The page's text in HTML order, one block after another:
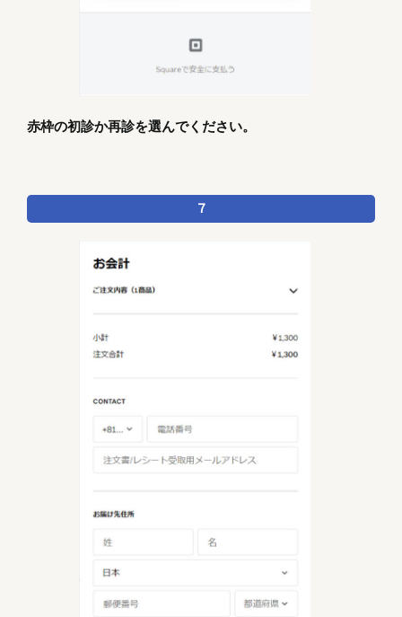
赤枠の初診か再診を選んでください。
7